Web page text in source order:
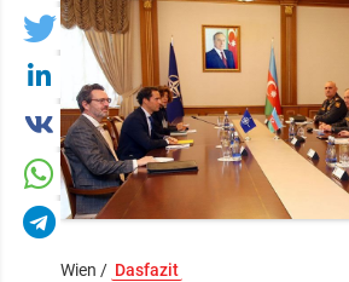
Wien / Dasfazit